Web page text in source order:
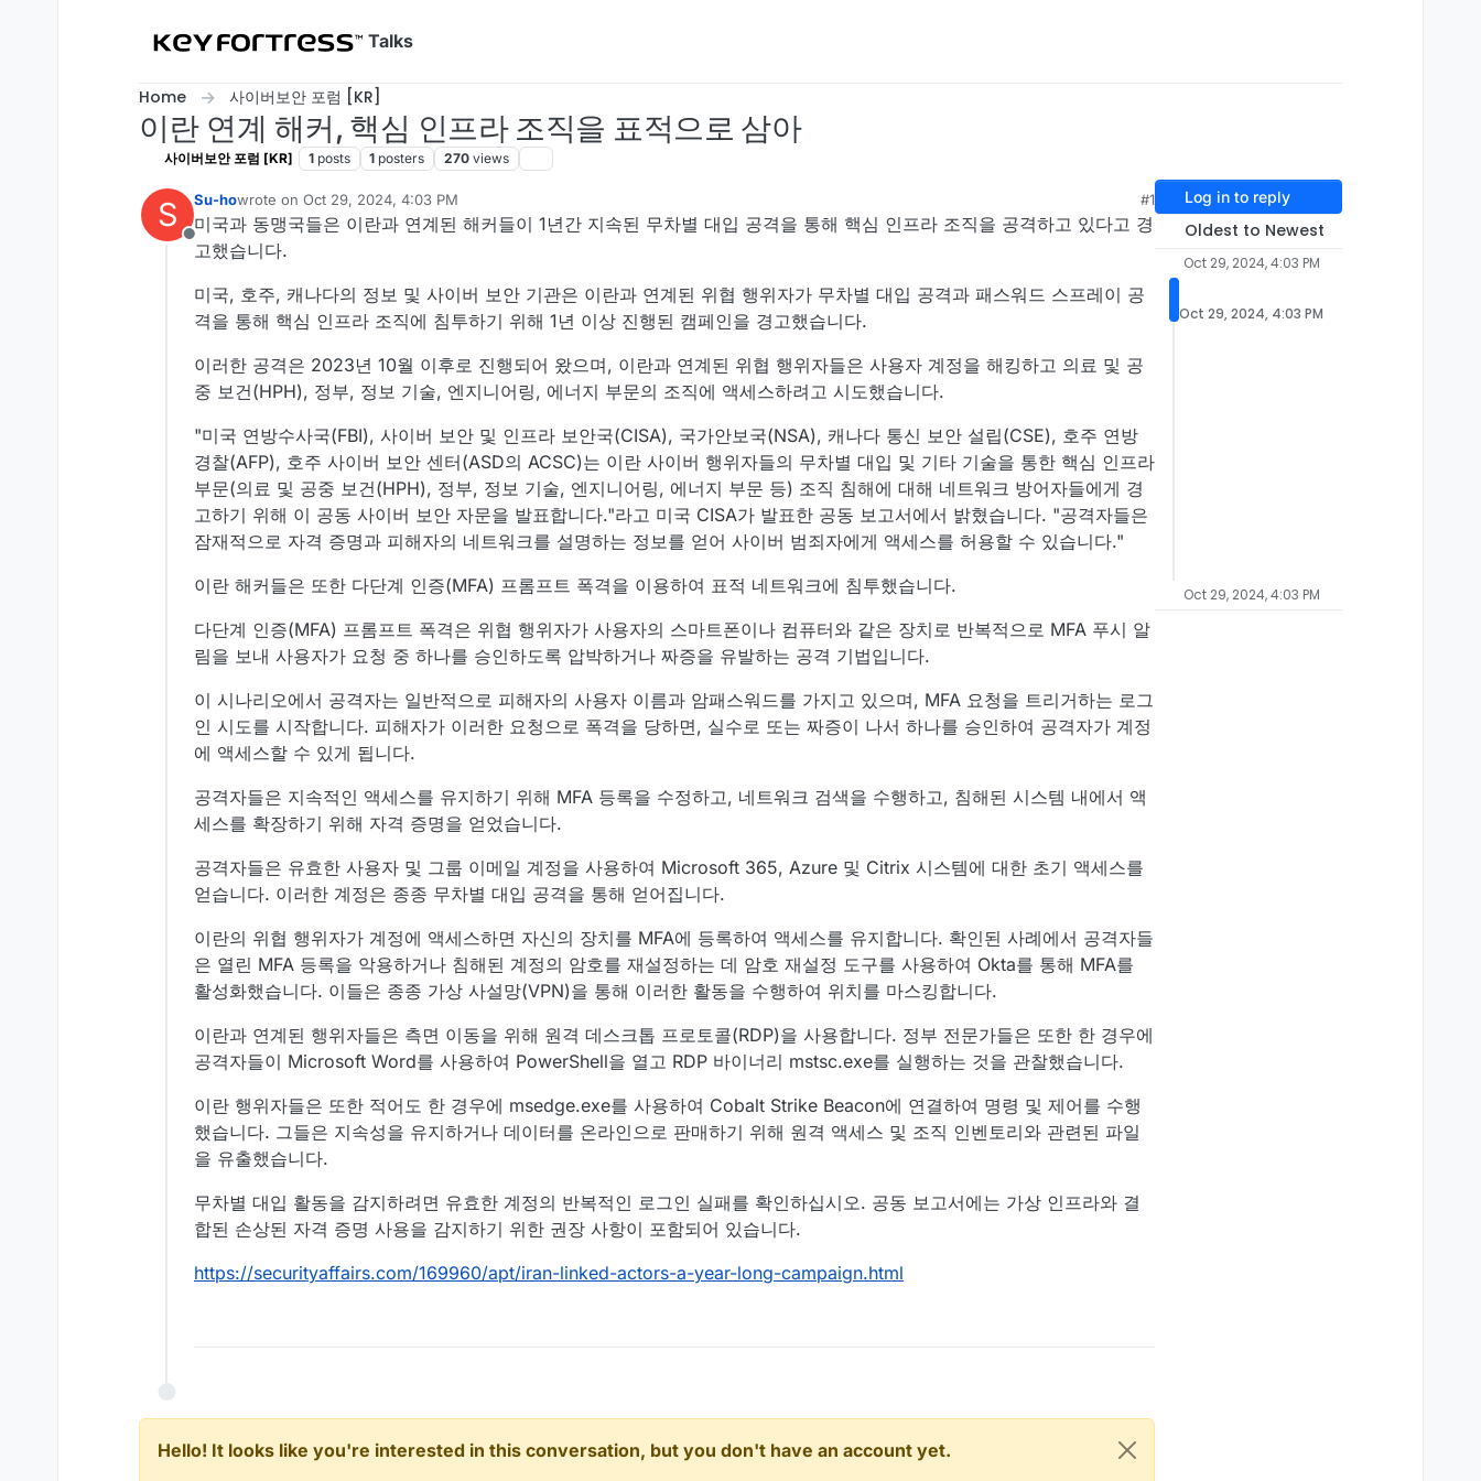
Talks
Home 사이버보안 포럼 [KR]
이란 연계 해커, 핵심 인프라 조직을 표적으로 삼아
사이버보안 포럼 [KR] 1 posts 1 posters 270 views
S
Offline
Su-howrote on Oct 29, 2024, 4:03 PM
last edited by
#1
미국과 동맹국들은 이란과 연계된 해커들이 1년간 지속된 무차별 대입 공격을 통해 핵심 인프라 조직을 공격하고 있다고 경
고했습니다.
미국, 호주, 캐나다의 정보 및 사이버 보안 기관은 이란과 연계된 위협 행위자가 무차별 대입 공격과 패스워드 스프레이 공
격을 통해 핵심 인프라 조직에 침투하기 위해 1년 이상 진행된 캠페인을 경고했습니다.
이러한 공격은 2023년 10월 이후로 진행되어 왔으며, 이란과 연계된 위협 행위자들은 사용자 계정을 해킹하고 의료 및 공
중 보건(HPH), 정부, 정보 기술, 엔지니어링, 에너지 부문의 조직에 액세스하려고 시도했습니다.
"미국 연방수사국(FBI), 사이버 보안 및 인프라 보안국(CISA), 국가안보국(NSA), 캐나다 통신 보안 설립(CSE), 호주 연방
경찰(AFP), 호주 사이버 보안 센터(ASD의 ACSC)는 이란 사이버 행위자들의 무차별 대입 및 기타 기술을 통한 핵심 인프라
부문(의료 및 공중 보건(HPH), 정부, 정보 기술, 엔지니어링, 에너지 부문 등) 조직 침해에 대해 네트워크 방어자들에게 경
고하기 위해 이 공동 사이버 보안 자문을 발표합니다."라고 미국 CISA가 발표한 공동 보고서에서 밝혔습니다. "공격자들은
잠재적으로 자격 증명과 피해자의 네트워크를 설명하는 정보를 얻어 사이버 범죄자에게 액세스를 허용할 수 있습니다."
이란 해커들은 또한 다단계 인증(MFA) 프롬프트 폭격을 이용하여 표적 네트워크에 침투했습니다.
다단계 인증(MFA) 프롬프트 폭격은 위협 행위자가 사용자의 스마트폰이나 컴퓨터와 같은 장치로 반복적으로 MFA 푸시 알
림을 보내 사용자가 요청 중 하나를 승인하도록 압박하거나 짜증을 유발하는 공격 기법입니다.
이 시나리오에서 공격자는 일반적으로 피해자의 사용자 이름과 암패스워드를 가지고 있으며, MFA 요청을 트리거하는 로그
인 시도를 시작합니다. 피해자가 이러한 요청으로 폭격을 당하면, 실수로 또는 짜증이 나서 하나를 승인하여 공격자가 계정
에 액세스할 수 있게 됩니다.
공격자들은 지속적인 액세스를 유지하기 위해 MFA 등록을 수정하고, 네트워크 검색을 수행하고, 침해된 시스템 내에서 액
세스를 확장하기 위해 자격 증명을 얻었습니다.
공격자들은 유효한 사용자 및 그룹 이메일 계정을 사용하여 Microsoft 365, Azure 및 Citrix 시스템에 대한 초기 액세스를
얻습니다. 이러한 계정은 종종 무차별 대입 공격을 통해 얻어집니다.
이란의 위협 행위자가 계정에 액세스하면 자신의 장치를 MFA에 등록하여 액세스를 유지합니다. 확인된 사례에서 공격자들
은 열린 MFA 등록을 악용하거나 침해된 계정의 암호를 재설정하는 데 암호 재설정 도구를 사용하여 Okta를 통해 MFA를
활성화했습니다. 이들은 종종 가상 사설망(VPN)을 통해 이러한 활동을 수행하여 위치를 마스킹합니다.
이란과 연계된 행위자들은 측면 이동을 위해 원격 데스크톱 프로토콜(RDP)을 사용합니다. 정부 전문가들은 또한 한 경우에
공격자들이 Microsoft Word를 사용하여 PowerShell을 열고 RDP 바이너리 mstsc.exe를 실행하는 것을 관찰했습니다.
이란 행위자들은 또한 적어도 한 경우에 msedge.exe를 사용하여 Cobalt Strike Beacon에 연결하여 명령 및 제어를 수행
했습니다. 그들은 지속성을 유지하거나 데이터를 온라인으로 판매하기 위해 원격 액세스 및 조직 인벤토리와 관련된 파일
을 유출했습니다.
무차별 대입 활동을 감지하려면 유효한 계정의 반복적인 로그인 실패를 확인하십시오. 공동 보고서에는 가상 인프라와 결
합된 손상된 자격 증명 사용을 감지하기 위한 권장 사항이 포함되어 있습니다.
https://securityaffairs.com/169960/apt/iran-linked-actors-a-year-long-campaign.html
Hello! It looks like you're interested in this conversation, but you don't have an account yet.
Log in to reply
Oldest to Newest
Oct 29, 2024, 4:03 PM
Oct 29, 2024, 4:03 PM
Oct 29, 2024, 4:03 PM